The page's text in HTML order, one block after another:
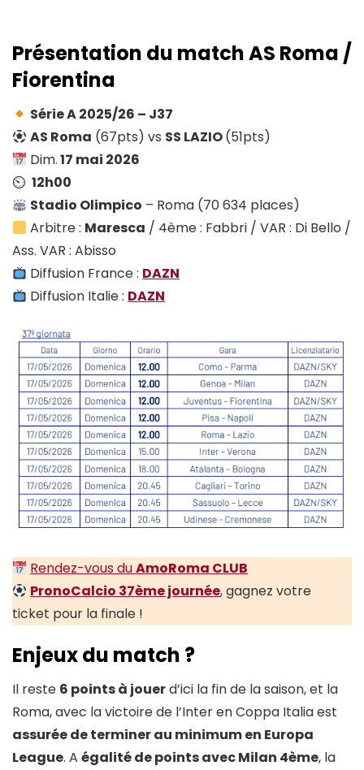
Présentation du match AS Roma /
Fiorentina
Série A 2025/26 – J37
AS Roma (67pts) vs SS LAZIO(51pts)
Dim.17 mai 2026
⏲ 12h00
Stadio Olimpico – Roma (70 634 places)
Arbitre : Maresca / 4ème : Fabbri / VAR : Di Bello /
Ass. VAR : Abisso
Diffusion France : DAZN
Diffusion Italie : DAZN
Rendez-vous duAmoRoma CLUB
PronoCalcio 37ème journée, gagnez votre
ticket pour la finale !
Enjeux du match ?
Il reste 6 points à jouerd’ici la fin de la saison, et la
Roma, avec la victoire de l’Inter en Coppa Italia est
assurée de terminer au minimum en Europa
League. A égalité de points avec Milan 4ème, la